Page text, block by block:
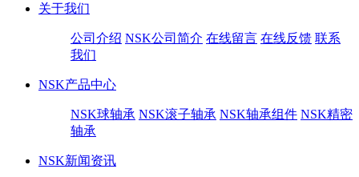
关于我们
公司介绍 NSK公司简介 在线留言 在线反馈 联系
我们
NSK产品中心
NSK球轴承 NSK滚子轴承 NSK轴承组件 NSK精密
轴承
NSK新闻资讯